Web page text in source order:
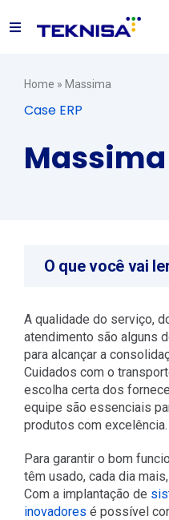
paraToggle
Soluções
Teknisa Revenda
Contato
Home » Massima
Case ERP
Massima
A qualidade do serviço,
atendimento são alguns
para alcançar a
Cuidados com o
escolha certa dos
equipe são essenciais
produtos com excelência.
Para garantir o bom
têm usado, cada dia
Com a implantação de
inovadores é possível
O que você vai